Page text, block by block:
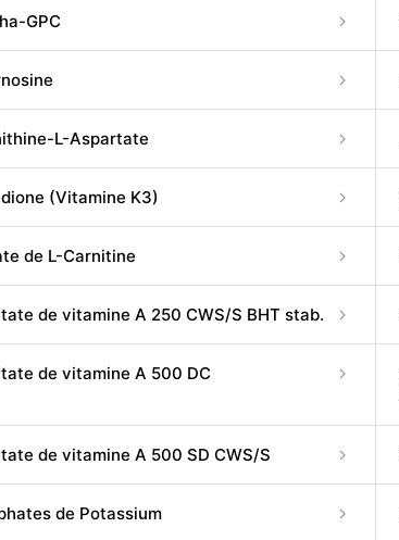
GPC
L-Aspartate
(Vitamine K3)
de L-Carnitine
de vitamine A 250 CWS/S BHT stab.
de vitamine A 500 DC
de vitamine A 500 SD CWS/S
de Potassium